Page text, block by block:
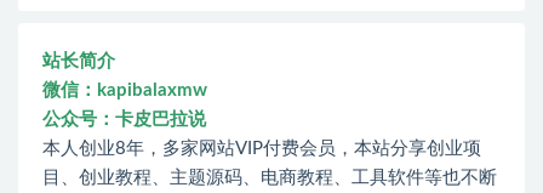
站长简介
微信：kapibalaxmw
公众号：卡皮巴拉说
本人创业8年，多家网站VIP付费会员，本站分享创业项
目、创业教程、主题源码、电商教程、工具软件等也不断